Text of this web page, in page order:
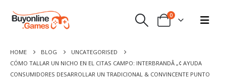
0
HOME BLOG
UNCATEGORISED
CÓMO TALLAR UN NICHO EN EL CITAS CAMPO: INTERBRANDÂ „¢ AYUDA
CONSUMIDORES DESARROLLAR UN TRADICIONAL & CONVINCENTE PUNTO